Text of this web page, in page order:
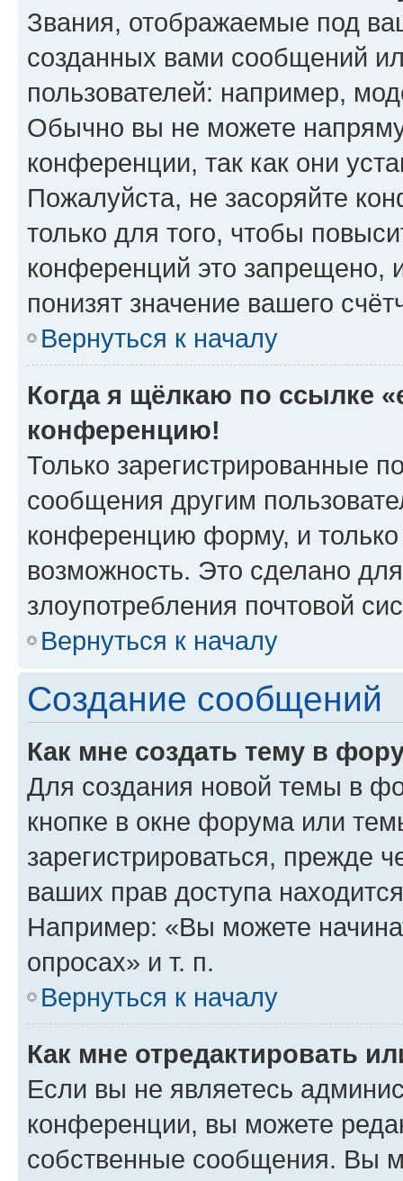
Звания, отображаемые под
созданных вами сообщений
пользователей: например,
Обычно вы не можете
конференции, так как они
Пожалуйста, не засоряйте
только для того, чтобы
конференций это запрещено,
понизят значение вашего
Вернуться к началу
Когда я щёлкаю по ссылке
конференцию!
Только зарегистрированные
сообщения другим
конференцию форму, и
возможность. Это сделано
злоупотребления почтовой
Вернуться к началу
Создание сообщений
Как мне создать тему в
Для создания новой темы в
кнопке в окне форума или
зарегистрироваться, прежде
ваших прав доступа
Например: «Вы можете
опросах» и т. п.
Вернуться к началу
Как мне отредактировать
Если вы не являетесь
конференции, вы можете
собственные сообщения. Вы